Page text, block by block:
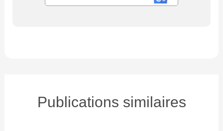
Publications similaires